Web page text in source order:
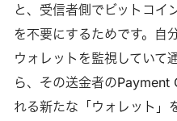
と、受信者側でビットコイ
を不要にするためです。自
ウォレットを監視していて
ら、その送金者の
れる新たな「ウォレット」